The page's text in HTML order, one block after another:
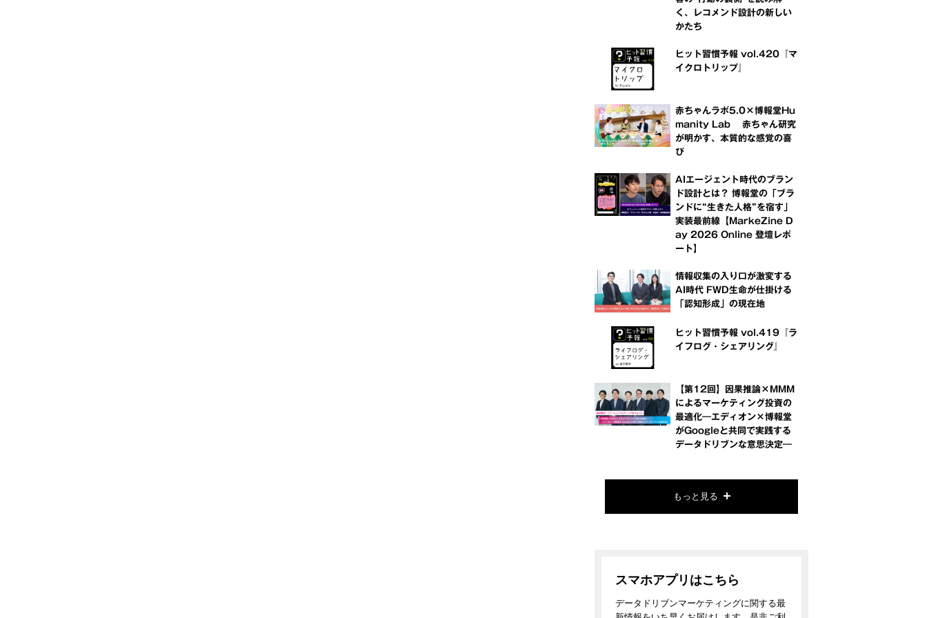
く、レコメンド設計の新しい
かたち
ヒット習慣予報 vol.420『マ
イクロトリップ』
赤ちゃんラボ5.0×博報堂Hu
manity Lab 赤ちゃん研究
が明かす、本質的な感覚の喜
び
AIエージェント時代のブラン
ド設計とは？ 博報堂の「ブラ
ンドに“生きた人格”を宿す」
実装最前線【MarkeZine D
ay 2026 Online 登壇レポ
ート】
情報収集の入り口が激変する
AI時代 FWD生命が仕掛ける
「認知形成」の現在地
ヒット習慣予報 vol.419『ラ
イフログ・シェアリング』
【第12回】因果推論×MMM
によるマーケティング投資の
最適化―エディオン×博報堂
がGoogleと共同で実践する
データドリブンな意思決定―
もっと見る
スマホアプリはこちら
データドリブンマーケティングに関する最